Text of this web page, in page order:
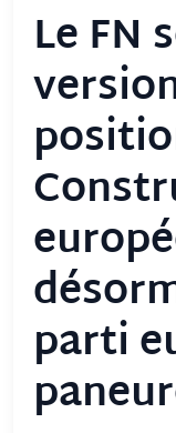
Le FN
parti